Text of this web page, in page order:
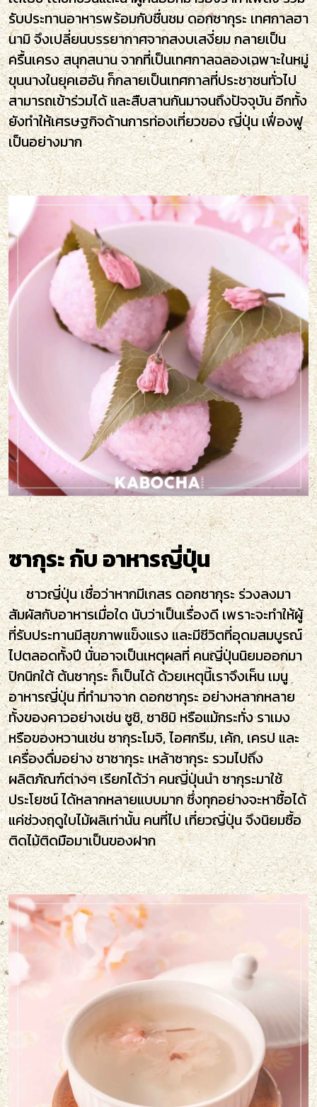
รับประทานอาหารพร้อมกับชื่นชม ดอกซากุระ เทศกาลฮา
นามิ จึงเปลี่ยนบรรยากาศจากสงบเสงี่ยม กลายเป็น
ครื้นเครง สนุกสนาน จากที่เป็นเทศกาลฉลองเฉพาะในหมู่
ขุนนางในยุคเฮอัน ก็กลายเป็นเทศกาลที่ประชาชนทั่วไป
สามารถเข้าร่วมได้ และสืบสานกันมาจนถึงปัจจุบัน อีกทั้ง
ยังทำให้เศรษฐกิจด้านการท่องเที่ยวของ ญี่ปุ่น เฟื่องฟู
เป็นอย่างมาก
ซากุระ กับ อาหารญี่ปุ่น
ชาวญี่ปุ่น เชื่อว่าหากมีเกสร ดอกซากุระ ร่วงลงมา
สัมผัสกับอาหารเมื่อใด นับว่าเป็นเรื่องดี เพราะจะทำให้ผู้
ที่รับประทานมีสุขภาพแข็งแรง และมีชีวิตที่อุดมสมบูรณ์
ไปตลอดทั้งปี นั่นอาจเป็นเหตุผลที่ คนญี่ปุ่นนิยมออกมา
ปิกนิกใต้ ต้นซากุระ ก็เป็นได้ ด้วยเหตุนี้เราจึงเห็น เมนู
อาหารญี่ปุ่น ที่ทำมาจาก ดอกซากุระ อย่างหลากหลาย
ทั้งของคาวอย่างเช่น ซูชิ, ซาชิมิ หรือแม้กระทั่ง ราเมง
หรือของหวานเช่น ซากุระโมจิ, ไอศกรีม, เค้ก, เครป และ
เครื่องดื่มอย่าง ชาซากุระ เหล้าซากุระ รวมไปถึง
ผลิตภัณฑ์ต่างๆ เรียกได้ว่า คนญี่ปุ่นนำ ซากุระมาใช้
ประโยชน์ ได้หลากหลายแบบมาก ซึ่งทุกอย่างจะหาซื้อได้
แค่ช่วงฤดูใบไม้ผลิเท่านั้น คนที่ไป เที่ยวญี่ปุ่น จึงนิยมซื้อ
ติดไม้ติดมือมาเป็นของฝาก